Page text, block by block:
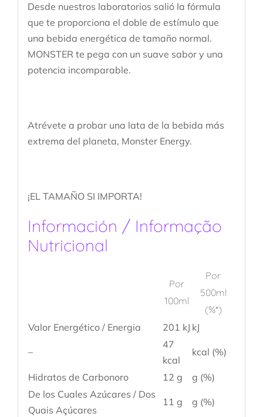
Desde nuestros laboratorios salió la fórmula
que te proporciona el doble de estímulo que
una bebida energética de tamaño normal.
MONSTER te pega con un suave sabor y una
potencia incomparable.
Atrévete a probar una lata de la bebida más
extrema del planeta, Monster Energy.
¡EL TAMAÑO SI IMPORTA!
Información / Informação
Nutricional
Por
100ml
Por
500ml
(%*)
Valor Energético / Energia
201 kJ kJ
–
47
kcal
kcal (%)
Hidratos de Carbonoro 12 g
g (%)
De los Cuales Azúcares / Dos
Quais Açúcares
11 g g (%)